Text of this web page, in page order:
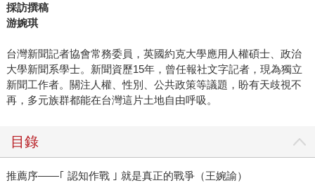
採訪撰稿
游婉琪
台灣新聞記者協會常務委員，英國約克大學應用人權碩士、政治
大學新聞系學士。新聞資歷15年，曾任報社文字記者，現為獨立
新聞工作者。關注人權、性別、公共政策等議題，盼有天歧視不
再，多元族群都能在台灣這片土地自由呼吸。
目錄
推薦序——｢ 認知作戰 ｣ 就是真正的戰爭（王婉諭）